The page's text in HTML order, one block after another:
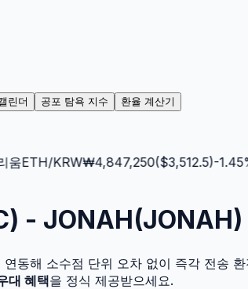
린더 공포 탐욕 지수 환율 계산기
ETH/KRW₩4,847,250($3,512.5)-1.45%
- JONAH(JONAH)
동해 소수점 단위 오차 없이 즉각 전송
대 혜택을 정식 제공받으세요.